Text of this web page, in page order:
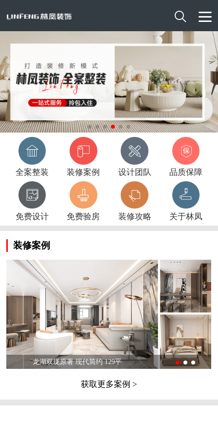

全案整装 装修案例 设计团队 品质保障
免费设计 免费验房 装修攻略 关于林凤
装修案例
龙湖双珑原著 现代简约 129平
获取更多案例 >